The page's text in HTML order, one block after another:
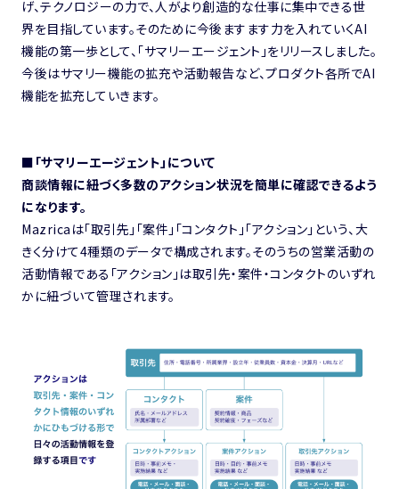
げ、テクノロジーの力で、人がより創造的な仕事に集中できる世
界を目指しています。そのために今後ますます力を入れていくAI
機能の第一歩として、「サマリーエージェント」をリリースしました。
今後はサマリー機能の拡充や活動報告など、プロダクト各所でAI
機能を拡充していきます。
■「サマリーエージェント」について
商談情報に紐づく多数のアクション状況を簡単に確認できるよう
になります。
Mazricaは「取引先」「案件」「コンタクト」「アクション」という、大
きく分けて4種類のデータで構成されます。そのうちの営業活動の
活動情報である「アクション」は取引先・案件・コンタクトのいずれ
かに紐づいて管理されます。